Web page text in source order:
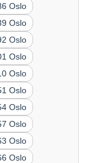
Oslo
Oslo
Oslo
Oslo
Oslo
Oslo
Oslo
Oslo
Oslo
Oslo